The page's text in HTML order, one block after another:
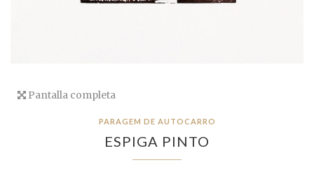
Pantalla completa
PARAGEM DE AUTOCARRO
ESPIGA PINTO